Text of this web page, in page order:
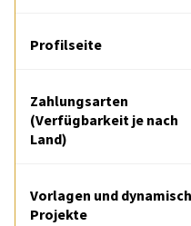
Profilseite
Zahlungsarten
(Verfügbarkeit je nach
Land)
Vorlagen und
Projekte